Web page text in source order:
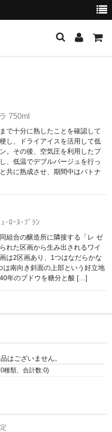
県花巻市）
田県横手市）
原市）
）
市）
奈川県足柄上郡）
）
県東近江市）
豊能郡能勢町）
酒造（奈良県宇陀市）
750ml
で十分に熟したことを確認して
し、ドライアイスを活用して低
。その後、空気圧を利用したプ
、低温でデブルバージュを行っ
共に熟成させ、期間中はバトナ
･ﾛｰﾇ･ﾌﾞﾗﾝ
組合の醸造所に隣接する「レ ゼ
れた区画から生み出されるワイ
は2区画あり、1つはなだらかな
は南向き斜面の上部という好立地
年のブドウを糖分と酸 […]
はございません。
種類、合計数:0)